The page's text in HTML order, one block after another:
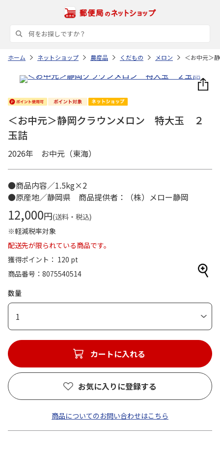
ホーム ネットショップ 農産品 くだもの メロン ＜お中元＞
＜お中元＞静岡クラウンメロン 特大玉 ２
玉詰
2026年 お中元（東海）
●商品内容／1.5kg×2
●原産地／静岡県 商品提供者：（株）メロー静岡
12,000円(送料・税込)
※軽減税率対象
配送先が限られている商品です。
獲得ポイント： 120 pt
商品番号
8075540514
数量
1
カートに入れる
お気に入りに登録する
商品についてのお問い合わせはこちら